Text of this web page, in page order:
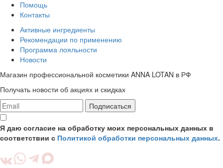
Помощь
Контакты
Активные ингредиенты
Рекомендации по применению
Программа лояльности
Новости
Магазин профессиональной косметики ANNA LOTAN в РФ
Получать новости об акциях и скидках
Подписаться
Я даю согласие на обработку моих персональных данных в
соответствии с Политикой обработки персональных данных.